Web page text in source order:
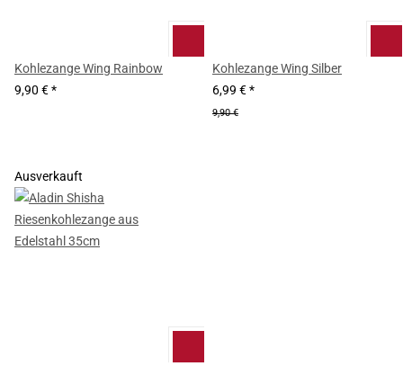
Kohlezange Wing Rainbow
9,90 €*
Kohlezange Wing Silber
6,99 €*
9,90 €
Ausverkauft